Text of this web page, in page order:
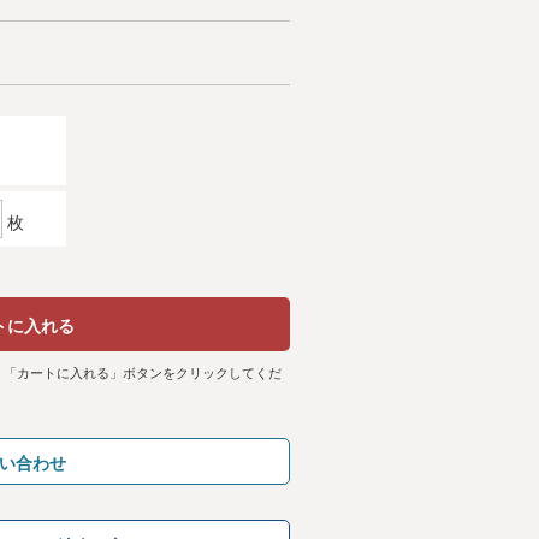
枚
に入れる
カートに入れる」ボタンをクリックしてくだ
合わせ